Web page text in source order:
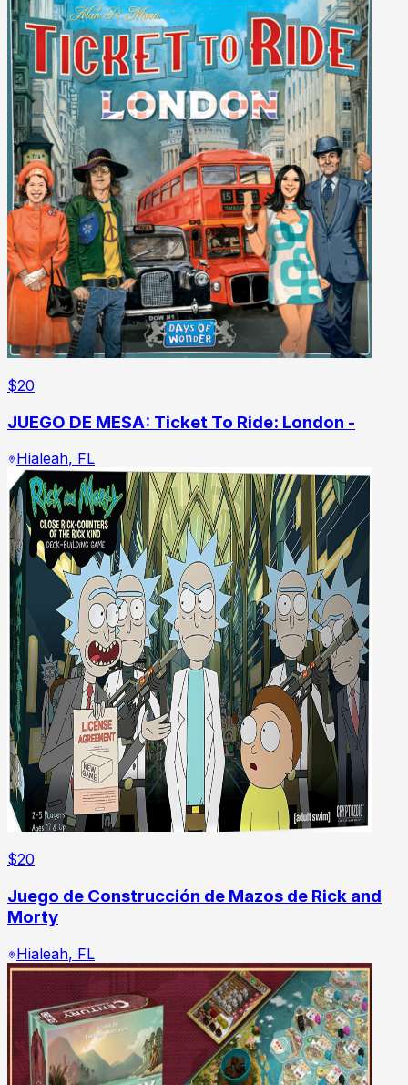
$20
JUEGO DE MESA: Ticket To Ride: London -
Hialeah, FL
$20
Juego de Construcción de Mazos de Rick and
Morty
Hialeah, FL